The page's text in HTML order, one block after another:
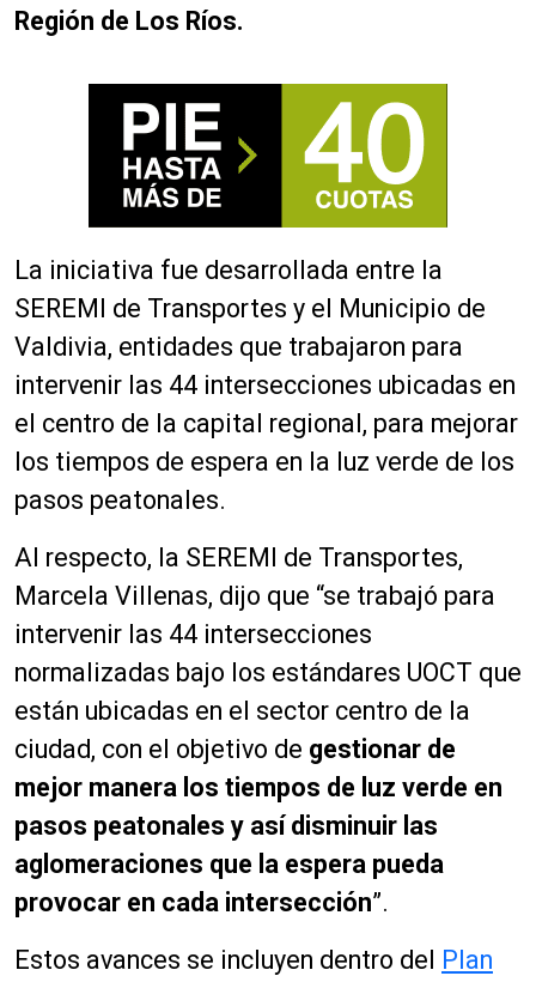
Región de Los Ríos.
La iniciativa fue desarrollada entre la
SEREMI de Transportes y el Municipio de
Valdivia, entidades que trabajaron para
intervenir las 44 intersecciones ubicadas en
el centro de la capital regional, para mejorar
los tiempos de espera en la luz verde de los
pasos peatonales.
Al respecto, la SEREMI de Transportes,
Marcela Villenas, dijo que “se trabajó para
intervenir las 44 intersecciones
normalizadas bajo los estándares UOCT que
están ubicadas en el sector centro de la
ciudad, con el objetivo de gestionar de
mejor manera los tiempos de luz verde en
pasos peatonales y así disminuir las
aglomeraciones que la espera pueda
provocar en cada intersección”.
Estos avances se incluyen dentro del
Plan